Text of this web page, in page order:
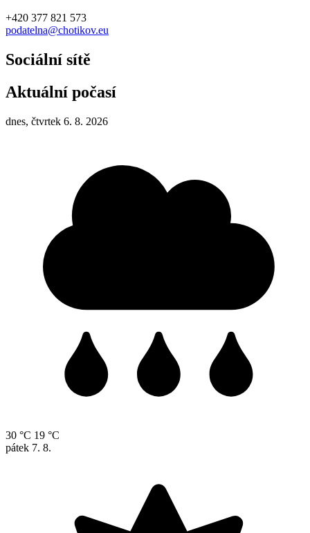
+420 377 821 573
podatelna@chotikov.eu
Sociální sítě
Aktuální počasí
dnes, čtvrtek 6. 8. 2026
30 °C 19 °C
pátek 7. 8.